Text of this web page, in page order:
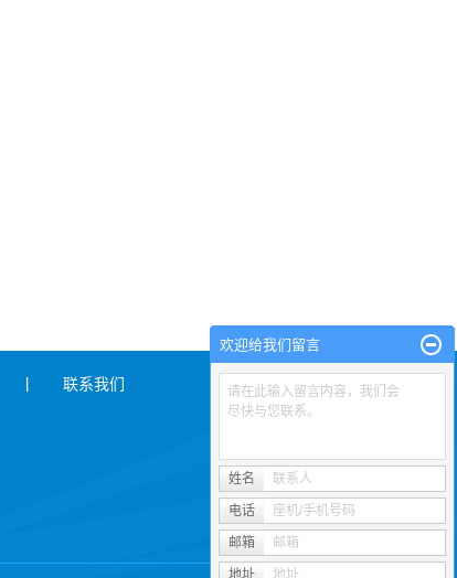
联系我们
欢迎给我们留言
请在此输入留言内容，我们会
尽快与您联系。
姓名 联系人
电话 座机/手机号码
邮箱 邮箱
地址 地址